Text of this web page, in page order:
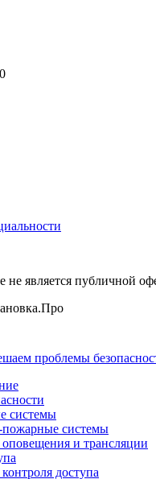
не является публичной
системы
системы
и трансляции
доступа